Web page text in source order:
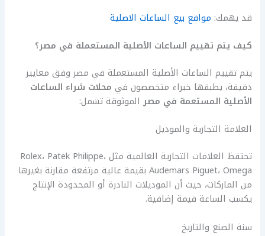
قد يهمك: مواقع بيع الساعات الاصلية
كيف يتم تقييم الساعات الأصلية المستعملة في مصر؟
يتم تقييم الساعات الأصلية المستعملة في مصر وفق معايير
دقيقة، يطبقها خبراء متخصصون في محلات شراء الساعات
الأصلية المستعمة في مصر الموثوقة تشمل:
العلامة التجارية والموديل
تحتفظ العلامات التجارية العالمية مثل Rolex، Patek Philippe،
Audemars Piguet، Omega بقيمة عالية مرتفعة مقارنة بغيرها
من الماركات، حيث أن الموديلات النادرة أو المحدودة الإنتاج
يكسب الساعة قيمة إضافية.
سنة الصنع والتاريخ